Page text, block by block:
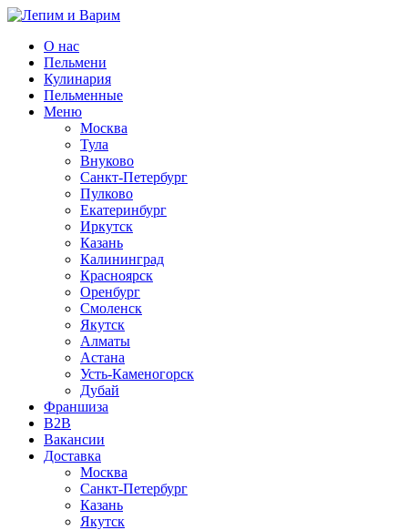
О нас
Пельмени
Кулинария
Пельменные
Меню
Москва
Тула
Внуково
Санкт-Петербург
Пулково
Екатеринбург
Иркутск
Казань
Калининград
Красноярск
Оренбург
Смоленск
Якутск
Алматы
Астана
Усть-Каменогорск
Дубай
Франшиза
B2B
Вакансии
Доставка
Москва
Санкт-Петербург
Казань
Якутск